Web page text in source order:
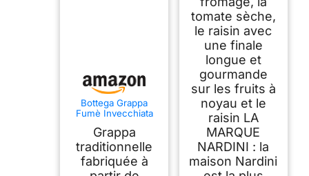
Bottega Grappa
Fumè Invecchiata
Grappa
traditionnelle
fabriquée à
tomate sèche,
le raisin avec
une finale
longue et
gourmande
sur les fruits à
noyau et le
raisin LA
MARQUE
NARDINI : la
maison Nardini